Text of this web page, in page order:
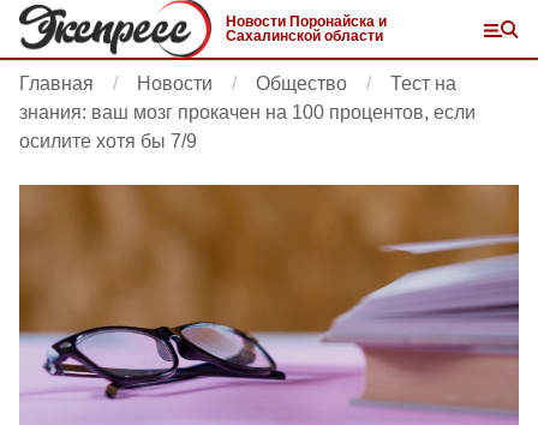
Новости Поронайска и
Сахалинской области
Главная Новости Общество
Тест на
знания: ваш мозг прокачен на 100 процентов, если
осилите хотя бы 7/9